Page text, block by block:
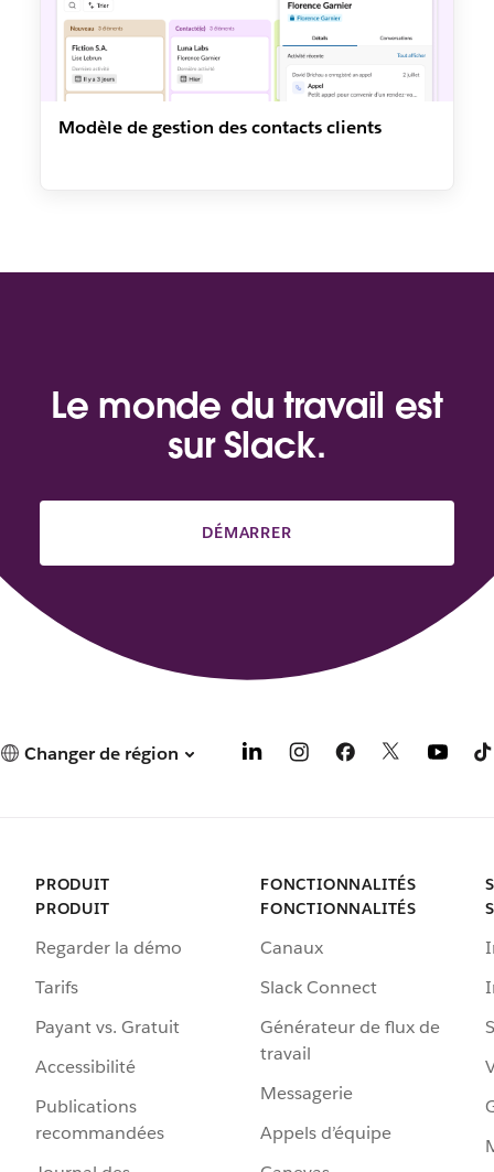
Modèle de gestion des contacts clients
Le monde du travail est
sur Slack.
DÉMARRER
Changer de région
PRODUIT
PRODUIT
Regarder la démo
Tarifs
Payant vs. Gratuit
Accessibilité
Publications
recommandées
FONCTIONNALITÉS
FONCTIONNALITÉS
Canaux
Slack Connect
Générateur de flux de
travail
Messagerie
Appels d’équipe